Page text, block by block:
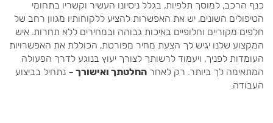
כנף הרכב, למוסך תלפיות, בגלל ניסיונו העשיר וקשריו בתחומי
הטיפולים השונים, יש את האפשרות להציע ללקוחותיו מגוון רחב של
חלפים מקוריים וחלופיים באיכות גבוהה ובמחירים ללא תחרות. איש
המקצוע שלנו יגיש לך הצעת מחיר מפורטת, הכוללת את האפשרויות
העומדות לפניך, ויעמוד לרשותך לצורך יעוץ בנוגע לדרך הפעולה
המתאימה לך ביותר. רק לאחר החלטתך ואישורך – נתחיל בביצוע
העבודה.